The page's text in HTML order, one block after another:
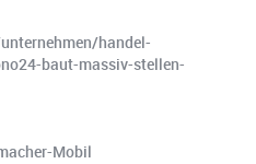
handel-
baut-massiv-stellen-
Mobil